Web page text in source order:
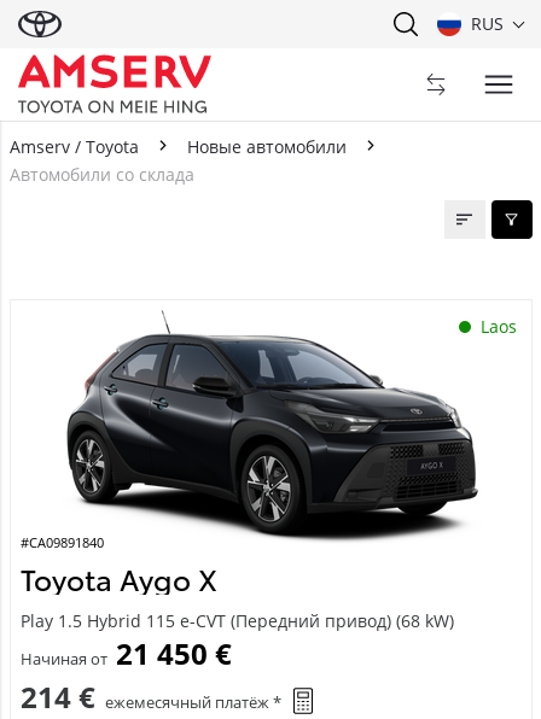
RUS
Amserv / Toyota
Новые автомобили
Автомобили со склада
Laos
#CA09891840
Toyota Aygo X
Play 1.5 Hybrid 115 e-CVT (Передний привод) (68 kW)
Начиная от 21 450 €
214 € ежемесячный платёж *